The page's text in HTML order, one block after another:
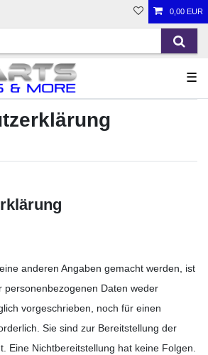
0,00 EUR
☰
anderen Angaben gemacht werden, ist
personenbezogenen Daten weder
vorgeschrieben, noch für einen
Sie sind zur Bereitstellung der
Eine Nichtbereitstellung hat keine Folgen.